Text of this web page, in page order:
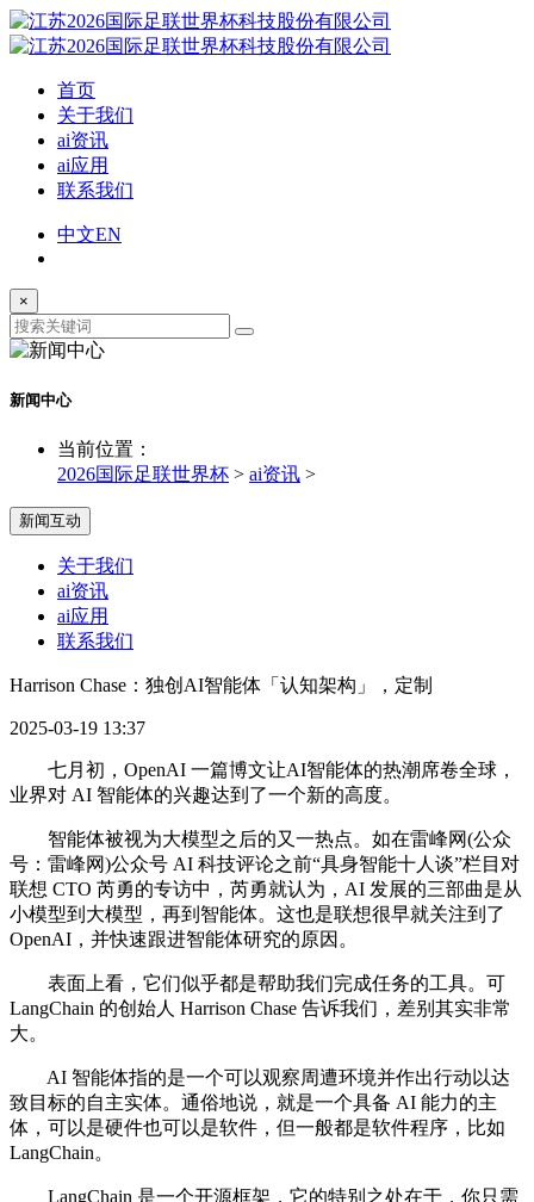
首页
关于我们
ai资讯
ai应用
联系我们
中文EN
×
新闻中心
当前位置：
2026国际足联世界杯 > ai资讯 >
新闻互动
关于我们
ai资讯
ai应用
联系我们
Harrison Chase：独创AI智能体「认知架构」，定制
2025-03-19 13:37
七月初，OpenAI 一篇博文让AI智能体的热潮席卷全球，
业界对 AI 智能体的兴趣达到了一个新的高度。
智能体被视为大模型之后的又一热点。如在雷峰网(公众
号：雷峰网)公众号 AI 科技评论之前“具身智能十人谈”栏目对
联想 CTO 芮勇的专访中，芮勇就认为，AI 发展的三部曲是从
小模型到大模型，再到智能体。这也是联想很早就关注到了
OpenAI，并快速跟进智能体研究的原因。
表面上看，它们似乎都是帮助我们完成任务的工具。可
LangChain 的创始人 Harrison Chase 告诉我们，差别其实非常
大。
AI 智能体指的是一个可以观察周遭环境并作出行动以达
致目标的自主实体。通俗地说，就是一个具备 AI 能力的主
体，可以是硬件也可以是软件，但一般都是软件程序，比如
LangChain。
LangChain 是一个开源框架，它的特别之处在于，你只需